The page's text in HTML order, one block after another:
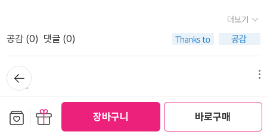
장바구니 바로구매
더보기
공감 (0) 댓글 (0)
Zzzzzzzzz2018-12-05
뒤로가
기